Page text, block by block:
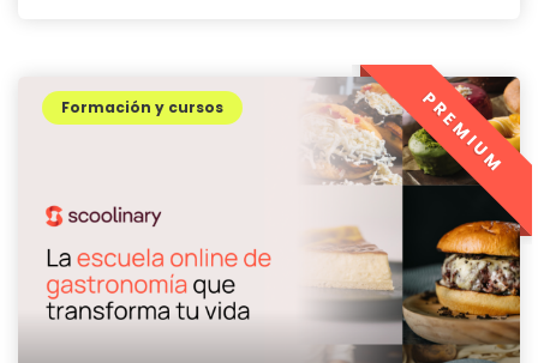
Formación y cursos PREMIUM